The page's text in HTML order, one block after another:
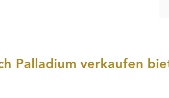
Palladium verkaufen